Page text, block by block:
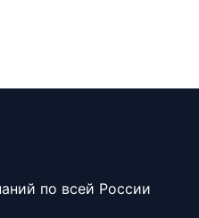
по всей России